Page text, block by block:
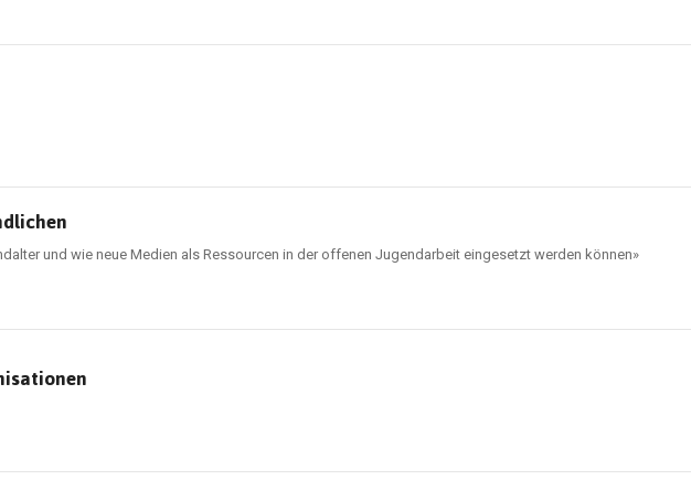
und wie neue Medien als Ressourcen in der offenen Jugendarbeit eingesetzt werden können»